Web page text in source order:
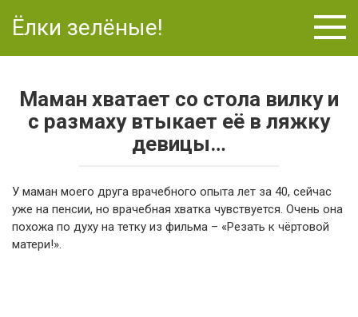
Ёлки зелёные!
Маман хватает со стола вилку и
с размаху втыкает её в ляжку
девицы…
У маман моего друга врачебного опыта лет за 40, сейчас
уже на пенсии, но врачебная хватка чувствуется. Очень она
похожа по духу на тетку из фильма – «Резать к чёртовой
матери!».